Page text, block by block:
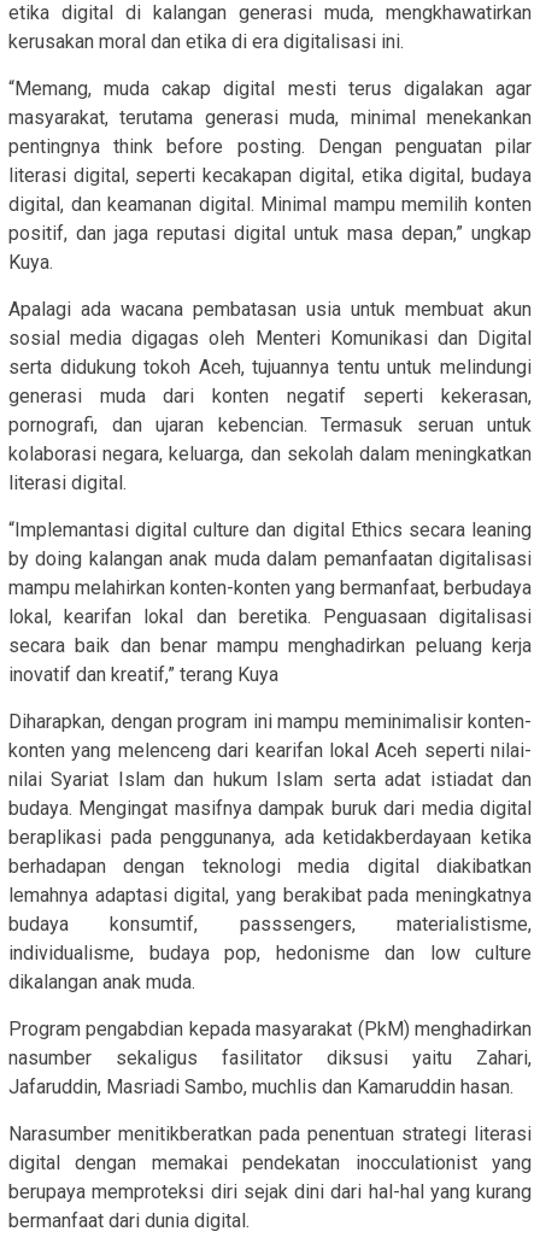
etika digital di kalangan generasi muda, mengkhawatirkan
kerusakan moral dan etika di era digitalisasi ini.
“Memang, muda cakap digital mesti terus digalakan agar
masyarakat, terutama generasi muda, minimal menekankan
pentingnya think before posting. Dengan penguatan pilar
literasi digital, seperti kecakapan digital, etika digital, budaya
digital, dan keamanan digital. Minimal mampu memilih konten
positif, dan jaga reputasi digital untuk masa depan,” ungkap
Kuya.
Apalagi ada wacana pembatasan usia untuk membuat akun
sosial media digagas oleh Menteri Komunikasi dan Digital
serta didukung tokoh Aceh, tujuannya tentu untuk melindungi
generasi muda dari konten negatif seperti kekerasan,
pornografi, dan ujaran kebencian. Termasuk seruan untuk
kolaborasi negara, keluarga, dan sekolah dalam meningkatkan
literasi digital.
“Implemantasi digital culture dan digital Ethics secara leaning
by doing kalangan anak muda dalam pemanfaatan digitalisasi
mampu melahirkan konten-konten yang bermanfaat, berbudaya
lokal, kearifan lokal dan beretika. Penguasaan digitalisasi
secara baik dan benar mampu menghadirkan peluang kerja
inovatif dan kreatif,” terang Kuya
Diharapkan, dengan program ini mampu meminimalisir konten-
konten yang melenceng dari kearifan lokal Aceh seperti nilai-
nilai Syariat Islam dan hukum Islam serta adat istiadat dan
budaya. Mengingat masifnya dampak buruk dari media digital
beraplikasi pada penggunanya, ada ketidakberdayaan ketika
berhadapan dengan teknologi media digital diakibatkan
lemahnya adaptasi digital, yang berakibat pada meningkatnya
budaya konsumtif, passsengers, materialistisme,
individualisme, budaya pop, hedonisme dan low culture
dikalangan anak muda.
Program pengabdian kepada masyarakat (PkM) menghadirkan
nasumber sekaligus fasilitator diksusi yaitu Zahari,
Jafaruddin, Masriadi Sambo, muchlis dan Kamaruddin hasan.
Narasumber menitikberatkan pada penentuan strategi literasi
digital dengan memakai pendekatan inocculationist yang
berupaya memproteksi diri sejak dini dari hal-hal yang kurang
bermanfaat dari dunia digital.